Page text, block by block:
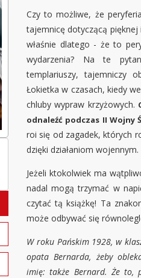
Czy to możliwe, że
tajemnicę dotyczącą
właśnie dlatego - że to
wydarzenia? Na te
templariuszy, tajemniczy
Łokietka w czasach, kiedy
chluby wypraw krzyżowych.
odnaleźć podczas II Wojny
roi się od zagadek, których
dzięki działaniom wojennym.
Jeżeli ktokolwiek ma
nadal mogą trzymać w
czytać tą książkę! Ta
może odbywać się
W roku Pańskim 1928, w
opata Bernarda, żeby
imię: także Bernard. Że to,